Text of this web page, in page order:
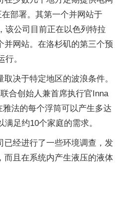
部署。其第一个并网站于
该公司目前正在以色列特拉
并网站。在洛杉矶的第三个预
。
决于特定地区的波浪条件。
合创始人兼首席执行官Inna
法的每个浮筒可以产生多达
足约10个家庭的需求。
已经进行了一些环境调查，发
而且在系统内产生液压的液体